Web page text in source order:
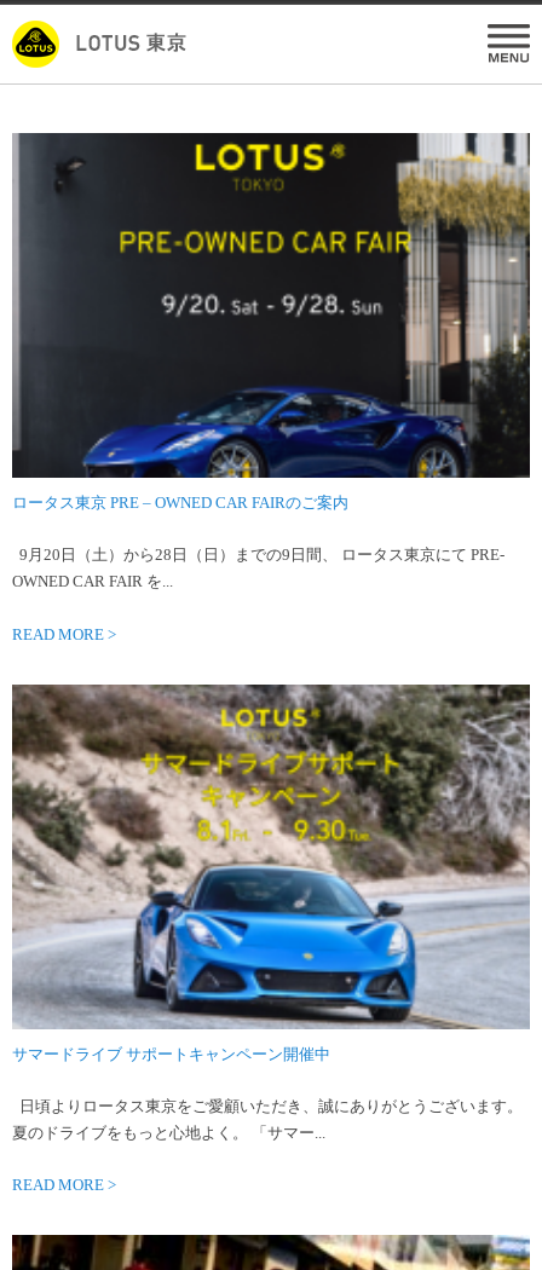
ロータス東京 PRE – OWNED CAR FAIRのご案内
9月20日（土）から28日（日）までの9日間、 ロータス東京にて PRE-
OWNED CAR FAIR を...
READ MORE >
サマードライブ サポートキャンペーン開催中
日頃よりロータス東京をご愛顧いただき、誠にありがとうございます。
夏のドライブをもっと心地よく。 「サマー...
READ MORE >